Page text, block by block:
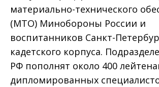
материально-технического
(МТО) Минобороны России и
воспитанников Санкт-
кадетского корпуса.
РФ пополнят около 400
дипломированных